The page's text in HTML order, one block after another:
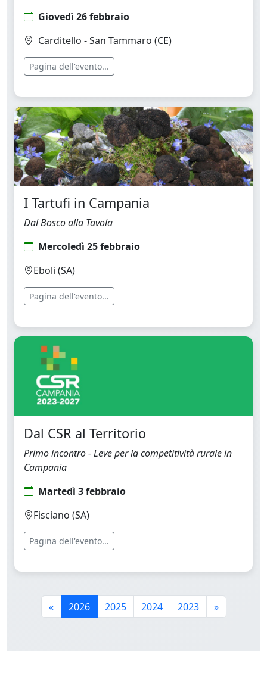
Giovedì 26 febbraio
Carditello - San Tammaro (CE)
Pagina dell'evento...
I Tartufi in Campania
Dal Bosco alla Tavola
Mercoledì 25 febbraio
Eboli (SA)
Pagina dell'evento...
Dal CSR al Territorio
Primo incontro - Leve per la competitività rurale in
Campania
Martedì 3 febbraio
Fisciano (SA)
Pagina dell'evento...
« 2026 2025 2024 2023 »